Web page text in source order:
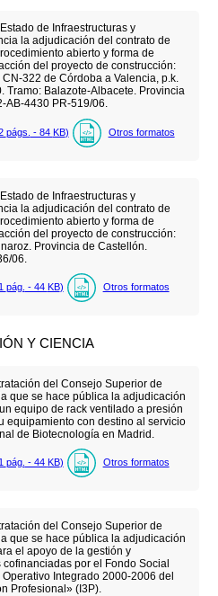
de Infraestructuras y
la adjudicación del contrato de
abierto y forma de
del proyecto de construcción:
322 de Córdoba a Valencia, p.k.
Tramo: Balazote-Albacete. Provincia
AB-4430 PR-519/06.
págs. - 84 KB) Otros formatos
de Infraestructuras y
la adjudicación del contrato de
abierto y forma de
del proyecto de construcción:
Provincia de Castellón.
06.
pág. - 44 KB) Otros formatos
Y CIENCIA
del Consejo Superior de
que se hace pública la adjudicación
equipo de rack ventilado a presión
equipamiento con destino al servicio
de Biotecnología en Madrid.
pág. - 44 KB) Otros formatos
del Consejo Superior de
que se hace pública la adjudicación
el apoyo de la gestión y
por el Fondo Social
Integrado 2000-2006 del
Profesional» (I3P).